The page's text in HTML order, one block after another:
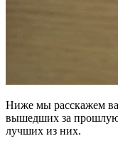
Ниже мы расскажем
вышедших за
лучших из них.